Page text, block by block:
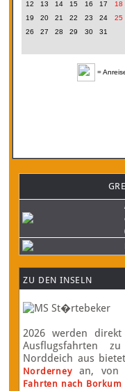
ZU DEN INSELN
2026 werden
Ausflugsfahrten
Norddeich aus
Norderneyan, von
Fahrten nach Borkum